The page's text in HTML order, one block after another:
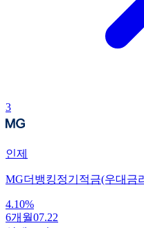
3
인제
MG더뱅킹정기적금(우대금
4.10%
6개월07.22